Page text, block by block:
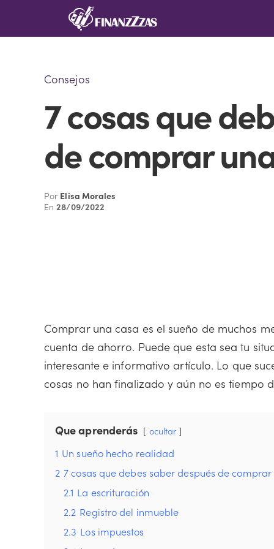
Consejos
7 cosas que
de comprar
Por Elisa Morales
En28/09/2022
Comprar una casa es el sueño de muchos
cuenta de ahorro. Puede que esta sea tu
interesante e informativo artículo. Lo que
cosas no han finalizado y aún no es tiempo
Que aprenderás ocultar
1 Un sueño hecho realidad
2 7 cosas que debes saber después de
2.1 La escrituración
2.2 Registro del inmueble
2.3 Los impuestos